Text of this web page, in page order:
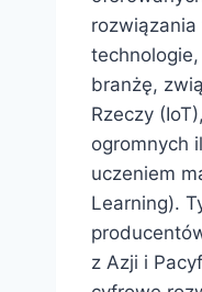
branżę,
Rzeczy
ogromnych
uczeniem
Learning).
z Azji i